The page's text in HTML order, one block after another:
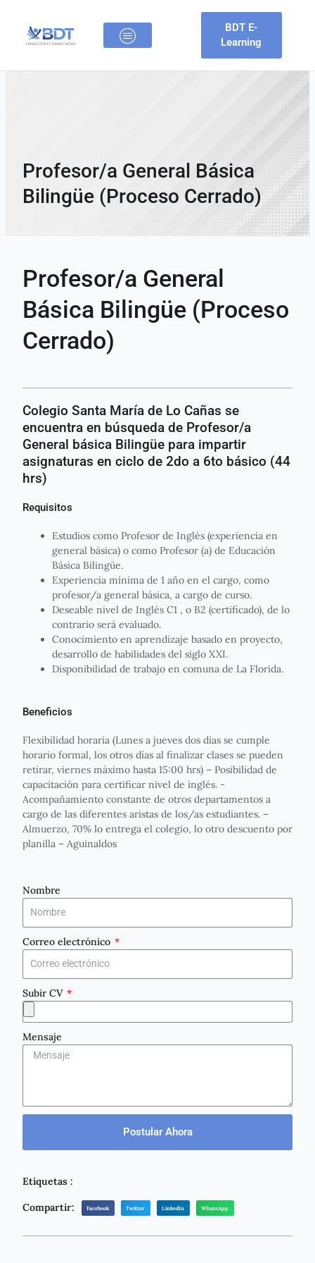
contenido
BDT E-
Learning
Profesor/a General Básica
Bilingüe (Proceso Cerrado)
Profesor/a General
Básica Bilingüe (Proceso
Cerrado)
Colegio Santa María de Lo Cañas se
encuentra en búsqueda de Profesor/a
General básica Bilingüe para impartir
asignaturas en ciclo de 2do a 6to básico (44
hrs)
Requisitos
Estudios como Profesor de Inglés (experiencia en
general básica) o como Profesor (a) de Educación
Básica Bilingüe.
Experiencia mínima de 1 año en el cargo, como
profesor/a general básica, a cargo de curso.
Deseable nivel de Inglés C1 , o B2 (certificado), de lo
contrario será evaluado.
Conocimiento en aprendizaje basado en proyecto,
desarrollo de habilidades del siglo XXI.
Disponibilidad de trabajo en comuna de La Florida.
Beneficios
Flexibilidad horaria (Lunes a jueves dos días se cumple
horario formal, los otros días al finalizar clases se pueden
retirar, viernes máximo hasta 15:00 hrs) – Posibilidad de
capacitación para certificar nivel de inglés. -
Acompañamiento constante de otros departamentos a
cargo de las diferentes aristas de los/as estudiantes. –
Almuerzo, 70% lo entrega el colegio, lo otro descuento por
planilla – Aguinaldos
Nombre
Correo electrónico
Subir CV
Mensaje
Postular Ahora
Etiquetas :
Compartir: Facebook Twitter LinkedIn WhatsApp